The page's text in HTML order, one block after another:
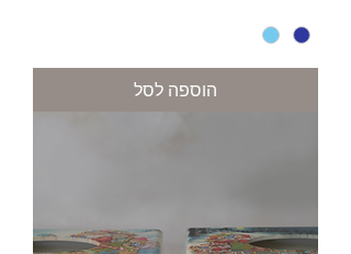
הוספה לסל